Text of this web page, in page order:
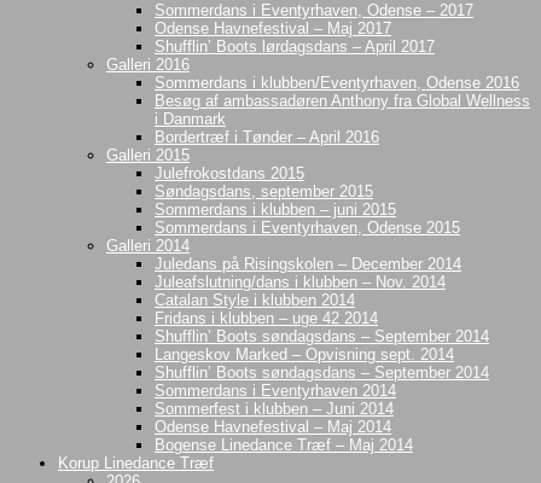
Sommerdans i Eventyrhaven, Odense – 2017
Odense Havnefestival – Maj 2017
Shufflin’ Boots lørdagsdans – April 2017
Galleri 2016
Sommerdans i klubben/Eventyrhaven, Odense 2016
Besøg af ambassadøren Anthony fra Global Wellness
i Danmark
Bordertræf i Tønder – April 2016
Galleri 2015
Julefrokostdans 2015
Søndagsdans, september 2015
Sommerdans i klubben – juni 2015
Sommerdans i Eventyrhaven, Odense 2015
Galleri 2014
Juledans på Risingskolen – December 2014
Juleafslutning/dans i klubben – Nov. 2014
Catalan Style i klubben 2014
Fridans i klubben – uge 42 2014
Shufflin’ Boots søndagsdans – September 2014
Langeskov Marked – Opvisning sept. 2014
Shufflin’ Boots søndagsdans – September 2014
Sommerdans i Eventyrhaven 2014
Sommerfest i klubben – Juni 2014
Odense Havnefestival – Maj 2014
Bogense Linedance Træf – Maj 2014
Korup Linedance Træf